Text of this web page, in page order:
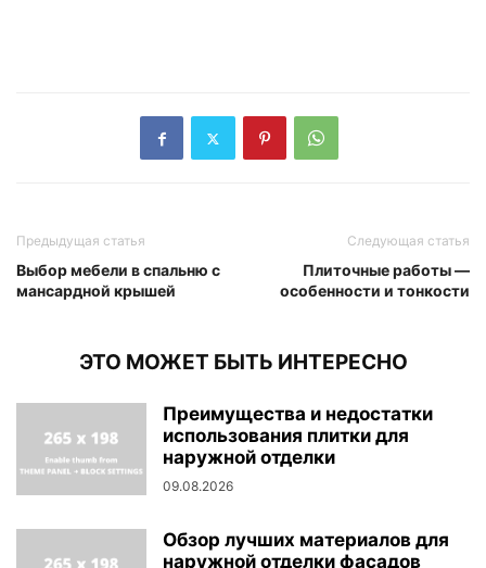
Предыдущая статья
Выбор мебели в спальню с
мансардной крышей
Следующая статья
Плиточные работы —
особенности и тонкости
ЭТО МОЖЕТ БЫТЬ ИНТЕРЕСНО
Преимущества и недостатки
использования плитки для
наружной отделки
09.08.2026
Обзор лучших материалов для
наружной отделки фасадов